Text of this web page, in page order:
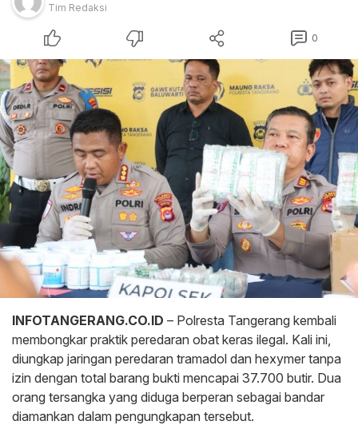
Tim Redaksi
0
INFOTANGERANG.CO.ID – Polresta Tangerang kembali
membongkar praktik peredaran obat keras ilegal. Kali ini,
diungkap jaringan peredaran tramadol dan hexymer tanpa
izin dengan total barang bukti mencapai 37.700 butir. Dua
orang tersangka yang diduga berperan sebagai bandar
diamankan dalam pengungkapan tersebut.